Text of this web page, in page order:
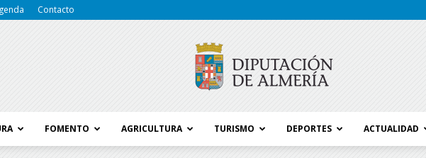
Contacto
FOMENTO AGRICULTURA TURISMO DEPORTES ACTUALIDAD